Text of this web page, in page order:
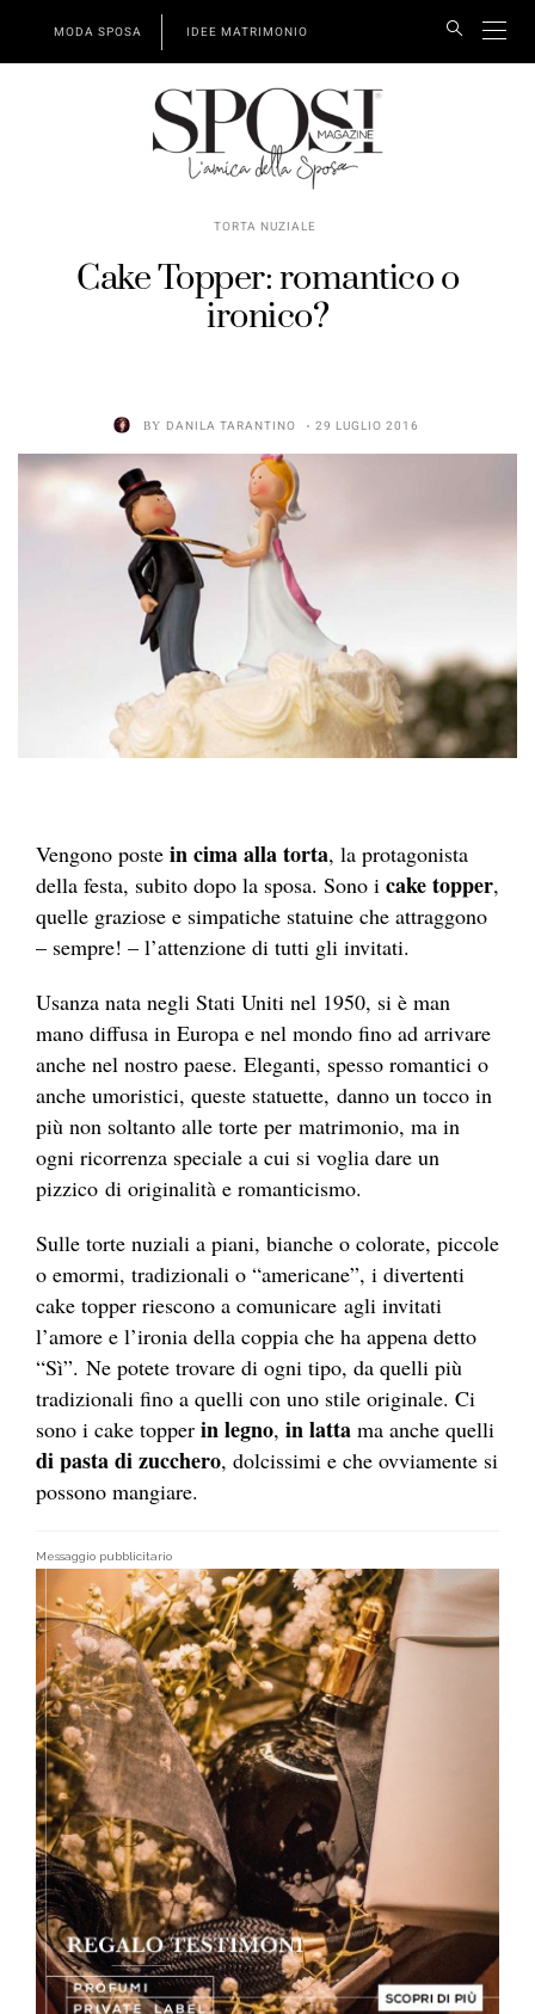
MODA SPOSA IDEE MATRIMONIO
TORTA NUZIALE
Cake Topper: romantico o
ironico?
BY DANILA TARANTINO 29 LUGLIO 2016
Vengono poste in cima alla torta, la protagonista
della festa, subito dopo la sposa. Sono i cake topper,
quelle graziose e simpatiche statuine che attraggono
– sempre! – l’attenzione di tutti gli invitati.
Usanza nata negli Stati Uniti nel 1950, si è man
mano diffusa in Europa e nel mondo fino ad arrivare
anche nel nostro paese. Eleganti, spesso romantici o
anche umoristici, queste statuette, danno un tocco in
più non soltanto alle torte per matrimonio, ma in
ogni ricorrenza speciale a cui si voglia dare un
pizzico di originalità e romanticismo.
Sulle torte nuziali a piani, bianche o colorate, piccole
o emormi, tradizionali o “americane”, i divertenti
cake topper riescono a comunicare agli invitati
l’amore e l’ironia della coppia che ha appena detto
“Sì”. Ne potete trovare di ogni tipo, da quelli più
tradizionali fino a quelli con uno stile originale. Ci
sono i cake topper in legno, in latta ma anche quelli
di pasta di zucchero, dolcissimi e che ovviamente si
possono mangiare.
Messaggio pubblicitario